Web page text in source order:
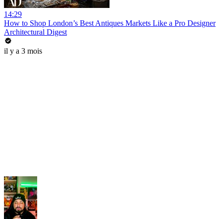
14:29
How to Shop London’s Best Antiques Markets Like a Pro Designer
Architectural Digest
il y a 3 mois